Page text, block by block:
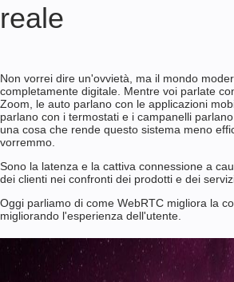
reale
Non vorrei dire un'ovvietà, ma il mondo
completamente digitale. Mentre voi parlate
Zoom, le auto parlano con le applicazioni
parlano con i termostati e i campanelli
una cosa che rende questo sistema meno
vorremmo.
Sono la latenza e la cattiva connessione a
dei clienti nei confronti dei prodotti e dei
Oggi parliamo di come WebRTC migliora la
migliorando l'esperienza dell'utente.